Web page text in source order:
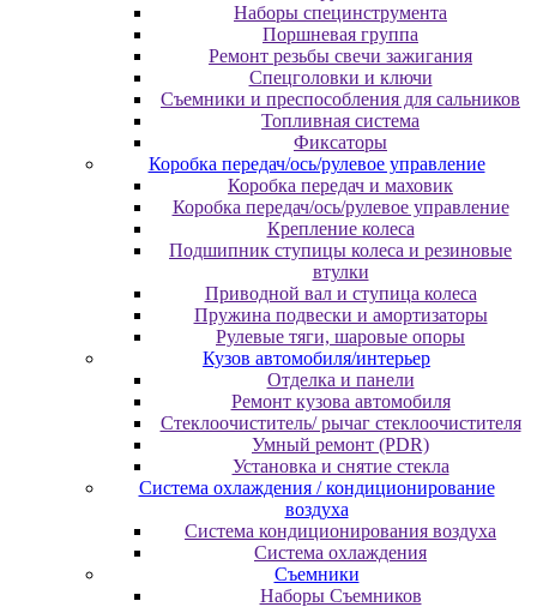
Наборы специнструмента
Поршневая группа
Ремонт резьбы свечи зажигания
Спецголовки и ключи
Съемники и преспособления для сальников
Топливная система
Фиксаторы
Коробка передач/ось/рулевое управление
Коробка передач и маховик
Коробка передач/ось/рулевое управление
Крепление колеса
Подшипник ступицы колеса и резиновые
втулки
Приводной вал и ступица колеса
Пружина подвески и амортизаторы
Рулевые тяги, шаровые опоры
Кузов автомобиля/интерьер
Отделка и панели
Ремонт кузова автомобиля
Стеклоочиститель/ рычаг стеклоочистителя
Умный ремонт (PDR)
Установка и снятие стекла
Система охлаждения / кондиционирование
воздуха
Система кондиционирования воздуха
Система охлаждения
Съемники
Наборы Съемников